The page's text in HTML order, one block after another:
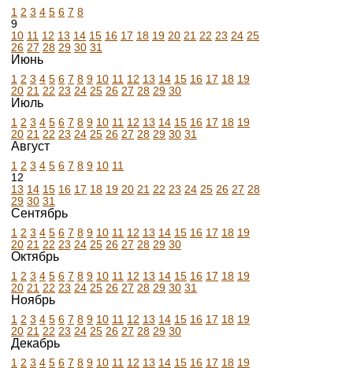
1 2 3 4 5 6 7 8
9
10 11 12 13 14 15 16 17 18 19 20 21 22 23 24 25
26 27 28 29 30 31
Июнь
1 2 3 4 5 6 7 8 9 10 11 12 13 14 15 16 17 18 19
20 21 22 23 24 25 26 27 28 29 30
Июль
1 2 3 4 5 6 7 8 9 10 11 12 13 14 15 16 17 18 19
20 21 22 23 24 25 26 27 28 29 30 31
Август
1 2 3 4 5 6 7 8 9 10 11
12
13 14 15 16 17 18 19 20 21 22 23 24 25 26 27 28
29 30 31
Сентябрь
1 2 3 4 5 6 7 8 9 10 11 12 13 14 15 16 17 18 19
20 21 22 23 24 25 26 27 28 29 30
Октябрь
1 2 3 4 5 6 7 8 9 10 11 12 13 14 15 16 17 18 19
20 21 22 23 24 25 26 27 28 29 30 31
Ноябрь
1 2 3 4 5 6 7 8 9 10 11 12 13 14 15 16 17 18 19
20 21 22 23 24 25 26 27 28 29 30
Декабрь
1 2 3 4 5 6 7 8 9 10 11 12 13 14 15 16 17 18 19